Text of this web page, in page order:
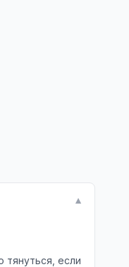
▼
тянуться, если